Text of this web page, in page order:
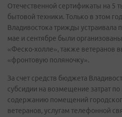
Отечественной сертификаты на 5
бытовой техники. Только в этом
Владивостока трижды
мае и сентябре были
«Феско-холле», также ветеранов
«фронтовую поляночку».
За счет средств бюджета
субсидии на возмещение затрат
содержанию помещений
ветеранов, услугам телефонной